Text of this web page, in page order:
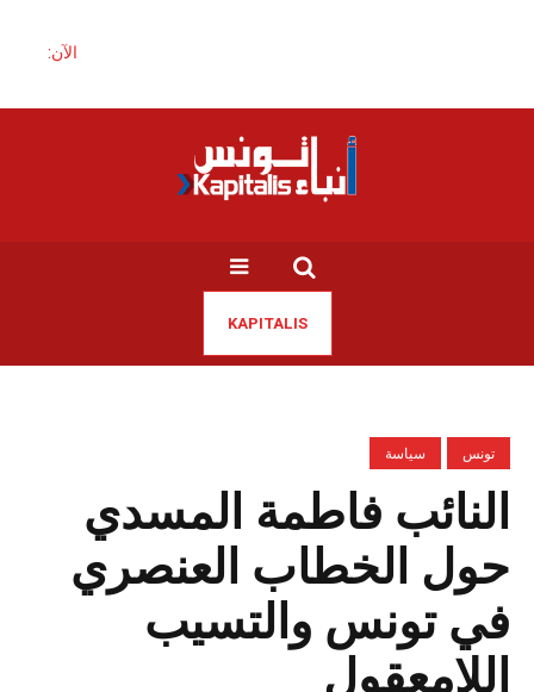
الآن:
KAPITALIS
تونس سياسة
النائب فاطمة المسدي
حول الخطاب العنصري
في تونس والتسيب
اللامعقول